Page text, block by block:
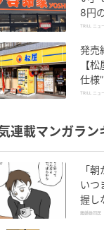
8円
パワ
TRILL ニュ
発売
【
仕様
動く
TRILL ニュ
連載マンガラン
「
いつ
握し
離婚後同居